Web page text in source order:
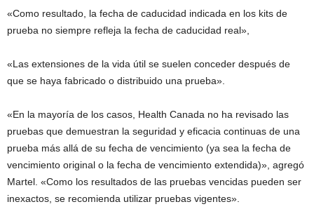
«Como resultado, la fecha de caducidad indicada en los kits de
prueba no siempre refleja la fecha de caducidad real»,
«Las extensiones de la vida útil se suelen conceder después de
que se haya fabricado o distribuido una prueba».
«En la mayoría de los casos, Health Canada no ha revisado las
pruebas que demuestran la seguridad y eficacia continuas de una
prueba más allá de su fecha de vencimiento (ya sea la fecha de
vencimiento original o la fecha de vencimiento extendida)», agregó
Martel. «Como los resultados de las pruebas vencidas pueden ser
inexactos, se recomienda utilizar pruebas vigentes».